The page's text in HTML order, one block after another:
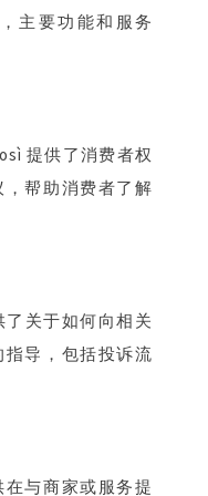
主要功能和服务
提供了消费者权
帮助消费者了解
关于如何向相关
导，包括投诉流
与商家或服务提